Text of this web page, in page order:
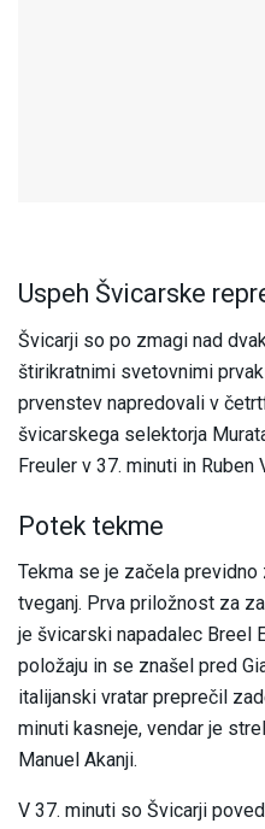
Uspeh Švicarske
Švicarji so po zmagi nad
štirikratnimi svetovnimi
prvenstev napredovali v
švicarskega selektorja
Freuler v 37. minuti in Ruben
Potek tekme
Tekma se je začela
tveganj. Prva priložnost za
je švicarski napadalec Breel
položaju in se znašel pred
italijanski vratar preprečil
minuti kasneje, vendar je
Manuel Akanji.
V 37. minuti so Švicarji